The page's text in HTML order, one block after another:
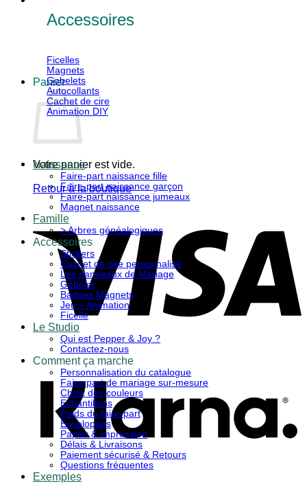
Panier
Votre panier est vide.
Retour à la boutique
Accessoires
Ficelles
Magnets
Gobelets
Autocollants
Cachet de cire
Animation DIY
Naissance
Faire-part naissance fille
Faire-part naissance garçon
Faire-part naissance jumeaux
Magnet naissance
Famille
> Arbres généalogiques
Accessoires
Stickers
Cachet de cire personnalisé
Les panneaux de Mariage
Gobelet
Badges Magnets
Jeu – Animation
Ficelle
Le Studio
Qui est Pepper & Joy ?
Contactez-nous
Comment ça marche
Personnalisation du catalogue
Faire-part de mariage sur-mesure
Choix des couleurs
Echantillons
Poids du faire-part
Enveloppes
Papier & impression
Délais & Livraisons
Paiement sécurisé & Retours
Questions fréquentes
Exemples